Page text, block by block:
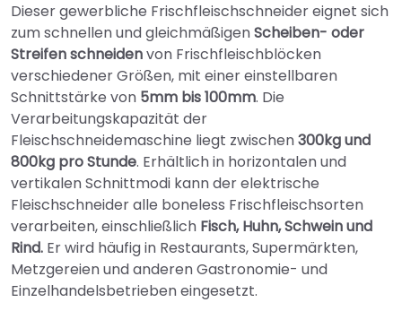
Dieser gewerbliche Frischfleischschneider eignet sich
zum schnellen und gleichmäßigenScheiben- oder
Streifen schneidenvon Frischfleischblöcken
verschiedener Größen, mit einer einstellbaren
Schnittstärke von 5mm bis 100mm. Die
Verarbeitungskapazität der
Fleischschneidemaschine liegt zwischen300kg und
800kg pro Stunde. Erhältlich in horizontalen und
vertikalen Schnittmodi kann der elektrische
Fleischschneider alle boneless Frischfleischsorten
verarbeiten, einschließlich Fisch, Huhn, Schwein und
Rind. Er wird häufig in Restaurants, Supermärkten,
Metzgereien und anderen Gastronomie- und
Einzelhandelsbetrieben eingesetzt.